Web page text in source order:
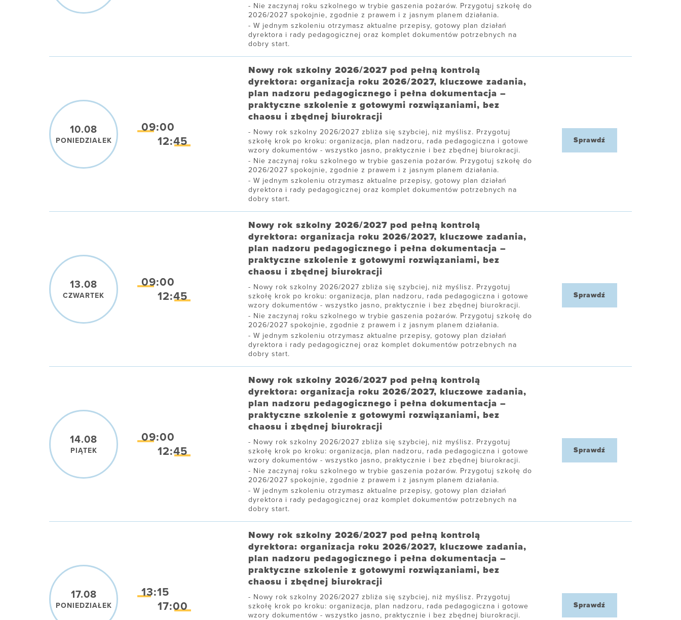
Nie zaczynaj roku szkolnego w trybie gaszenia pożarów. Przygotuj szkołę do
2026/2027 spokojnie, zgodnie z prawem i z jasnym planem działania.
W jednym szkoleniu otrzymasz aktualne przepisy, gotowy plan działań
dyrektora i rady pedagogicznej oraz komplet dokumentów potrzebnych na
dobry start.
10.08
PONIEDZIAŁEK
09:00
12:45
Nowy rok szkolny 2026/2027 pod pełną kontrolą
dyrektora: organizacja roku 2026/2027, kluczowe zadania,
plan nadzoru pedagogicznego i pełna dokumentacja –
praktyczne szkolenie z gotowymi rozwiązaniami, bez
chaosu i zbędnej biurokracji
Nowy rok szkolny 2026/2027 zbliża się szybciej, niż myślisz. Przygotuj
szkołę krok po kroku: organizacja, plan nadzoru, rada pedagogiczna i gotowe
wzory dokumentów - wszystko jasno, praktycznie i bez zbędnej biurokracji.
Nie zaczynaj roku szkolnego w trybie gaszenia pożarów. Przygotuj szkołę do
2026/2027 spokojnie, zgodnie z prawem i z jasnym planem działania.
W jednym szkoleniu otrzymasz aktualne przepisy, gotowy plan działań
dyrektora i rady pedagogicznej oraz komplet dokumentów potrzebnych na
dobry start.
Sprawdź
13.08
CZWARTEK
09:00
12:45
Nowy rok szkolny 2026/2027 pod pełną kontrolą
dyrektora: organizacja roku 2026/2027, kluczowe zadania,
plan nadzoru pedagogicznego i pełna dokumentacja –
praktyczne szkolenie z gotowymi rozwiązaniami, bez
chaosu i zbędnej biurokracji
Nowy rok szkolny 2026/2027 zbliża się szybciej, niż myślisz. Przygotuj
szkołę krok po kroku: organizacja, plan nadzoru, rada pedagogiczna i gotowe
wzory dokumentów - wszystko jasno, praktycznie i bez zbędnej biurokracji.
Nie zaczynaj roku szkolnego w trybie gaszenia pożarów. Przygotuj szkołę do
2026/2027 spokojnie, zgodnie z prawem i z jasnym planem działania.
W jednym szkoleniu otrzymasz aktualne przepisy, gotowy plan działań
dyrektora i rady pedagogicznej oraz komplet dokumentów potrzebnych na
dobry start.
Sprawdź
14.08
PIĄTEK
09:00
12:45
Nowy rok szkolny 2026/2027 pod pełną kontrolą
dyrektora: organizacja roku 2026/2027, kluczowe zadania,
plan nadzoru pedagogicznego i pełna dokumentacja –
praktyczne szkolenie z gotowymi rozwiązaniami, bez
chaosu i zbędnej biurokracji
Nowy rok szkolny 2026/2027 zbliża się szybciej, niż myślisz. Przygotuj
szkołę krok po kroku: organizacja, plan nadzoru, rada pedagogiczna i gotowe
wzory dokumentów - wszystko jasno, praktycznie i bez zbędnej biurokracji.
Nie zaczynaj roku szkolnego w trybie gaszenia pożarów. Przygotuj szkołę do
2026/2027 spokojnie, zgodnie z prawem i z jasnym planem działania.
W jednym szkoleniu otrzymasz aktualne przepisy, gotowy plan działań
dyrektora i rady pedagogicznej oraz komplet dokumentów potrzebnych na
dobry start.
Sprawdź
17.08
PONIEDZIAŁEK
13:15
17:00
Nowy rok szkolny 2026/2027 pod pełną kontrolą
dyrektora: organizacja roku 2026/2027, kluczowe zadania,
plan nadzoru pedagogicznego i pełna dokumentacja –
praktyczne szkolenie z gotowymi rozwiązaniami, bez
chaosu i zbędnej biurokracji
Nowy rok szkolny 2026/2027 zbliża się szybciej, niż myślisz. Przygotuj
szkołę krok po kroku: organizacja, plan nadzoru, rada pedagogiczna i gotowe
wzory dokumentów - wszystko jasno, praktycznie i bez zbędnej biurokracji.
Sprawdź